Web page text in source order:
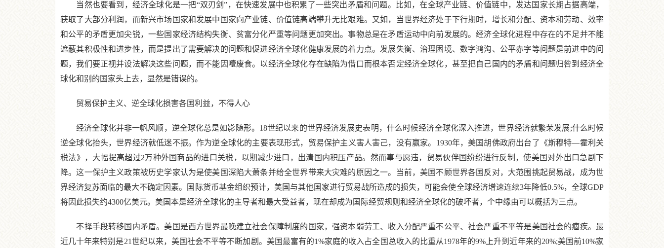
当然也要看到，经济全球化是一把“双刃剑”，在快速发展中也积累了一些突出矛盾和问题。比如，在全球产业链、价值链中，发达国家长期占据高端，
获取了大部分利润，而新兴市场国家和发展中国家向产业链、价值链高端攀升无比艰难。又如，当世界经济处于下行期时，增长和分配、资本和劳动、效率
和公平的矛盾更加尖锐，一些国家经济结构失衡、贫富分化严重等问题更加突出。事物总是在矛盾运动中向前发展的。经济全球化进程中存在的不足并不能
遮蔽其积极性和进步性，而是提出了需要解决的问题和促进经济全球化健康发展的着力点。发展失衡、治理困境、数字鸿沟、公平赤字等问题是前进中的问
题，我们要正视并设法解决这些问题，而不能因噎废食。以经济全球化存在缺陷为借口而根本否定经济全球化，甚至把自己国内的矛盾和问题归咎到经济全
球化和别的国家头上去，显然是错误的。
贸易保护主义、逆全球化损害各国利益，不得人心
经济全球化并非一帆风顺，逆全球化总是如影随形。18世纪以来的世界经济发展史表明，什么时候经济全球化深入推进，世界经济就繁荣发展;什么时候
逆全球化抬头，世界经济就低迷不振。作为逆全球化的主要表现形式，贸易保护主义害人害己，没有赢家。1930年，美国胡佛政府出台了《斯穆特—霍利关
税法》，大幅提高超过2万种外国商品的进口关税，以期减少进口，出清国内积压产品。然而事与愿违，贸易伙伴国纷纷进行反制，使美国对外出口急剧下
降。这一保护主义政策被历史学家认为是使美国深陷大萧条并给全世界带来大灾难的原因之一。当前，美国不顾世界各国反对，大范围挑起贸易战，成为世
界经济复苏面临的最大不确定因素。国际货币基金组织预计，美国与其他国家进行贸易战所造成的损失，可能会使全球经济增速连续3年降低0.5%，全球GDP
将因此损失约4300亿美元。美国本是经济全球化的主导者和最大受益者，现在却成为国际经贸规则和经济全球化的破坏者，个中缘由可以概括为三点。
不择手段转移国内矛盾。美国是西方世界最晚建立社会保障制度的国家，强资本弱劳工、收入分配严重不公平、社会严重不平等是美国社会的痼疾。最
近几十年来特别是21世纪以来，美国社会不平等不断加剧。美国最富有的1%家庭的收入占全国总收入的比重从1978年的9%上升到近年来的20%;美国前10%家